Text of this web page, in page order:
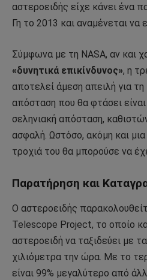
αστεροειδής είχε κάνει ένα
Γη το 2013 και αναμένεται να
Σύμφωνα με τη NASA, αν και
«δυνητικά επικίνδυνος», η
αποτελεί άμεση απειλή για τη
απόσταση που θα φτάσει
σεληνιακή απόσταση,
ασφαλή. Ωστόσο, ακόμη και
τροχιά του θα μπορούσε να
Παρατήρηση και
Ο αστεροειδής
Telescope Project, το οποίο
αστεροειδή να ταξιδεύει με
χιλιόμετρα την ώρα. Με το
είναι 99% μεγαλύτερο από